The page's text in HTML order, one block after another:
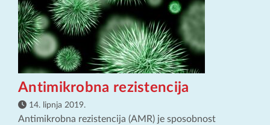
Antimikrobna rezistencija
14. lipnja 2019.
Antimikrobna rezistencija (AMR) je sposobnost